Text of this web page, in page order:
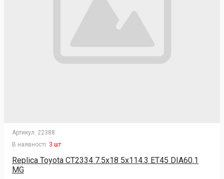
Артикул: 22388
В наявності: 3 шт
Replica Toyota CT2334 7.5x18 5x114.3 ET45 DIA60.1
MG